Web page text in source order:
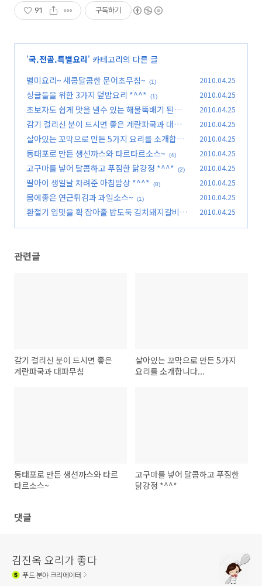
91 구독하기
'국.전골.특별요리' 카테고리의 다른 글
별미요리~ 새콤달콤한 문어초무침~
(1) 2010.04.25
싱글들을 위한 3가지 덮밥요리 *^^* (1) 2010.04.25
초보자도 쉽게 맛을 낼수 있는 해물뚝배기 된장찌
개~
(3)
2010.04.25
감기 걸리신 분이 드시면 좋은 계란파국과 대파무
침 (0)
2010.04.25
살아있는 꼬막으로 만든 5가지 요리를 소개합니
다... (2)
2010.04.25
동태포로 만든 생선까스와 타르타르소스~ (4) 2010.04.25
고구마를 넣어 달콤하고 푸짐한 닭강정 *^^* (2) 2010.04.25
딸아이 생일날 차려준 아침밥상 *^^* (8) 2010.04.25
몸에좋은 연근튀김과 과일소스~ (1) 2010.04.25
환절기 입맛을 확 잡아줄 밥도둑 김치돼지갈비찜
2010.04.25
관련글
감기 걸리신 분이 드시면 좋은
계란파국과 대파무침
살아있는 꼬막으로 만든 5가지
요리를 소개합니다...
동태포로 만든 생선까스와 타르
타르소스~
고구마를 넣어 달콤하고 푸짐한
닭강정 *^^*
댓글
김진옥 요리가 좋다
푸드분야 크리에이터